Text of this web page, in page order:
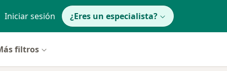
Iniciar sesión ¿Eres un especialista?
filtros